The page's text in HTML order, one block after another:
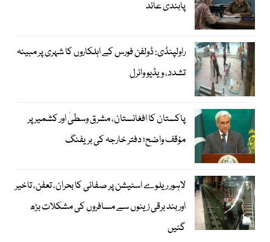
پابندی عائد
راولپنڈی: ڈولفن فورس کے اہلکاروں کا شہری پر مبینہ
تشدد، ویڈیو وائرل
پاکستان کا افغانستان، مشرق وسطیٰ اور کشمیر پر
مؤقف واضح؛ دفتر خارجہ کی بریفنگ
لاہور ریلوے اسٹیشن پر صفائی کا بحران، تعفن، تاخیر
اور بند برقی زینوں سے مسافروں کی مشکلات بڑھ
گئیں